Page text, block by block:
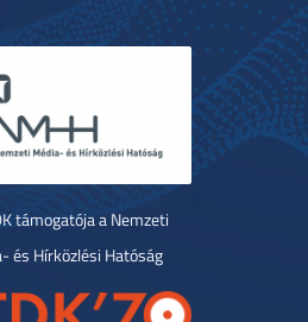
támogatója a Nemzeti
és Hírközlési Hatóság